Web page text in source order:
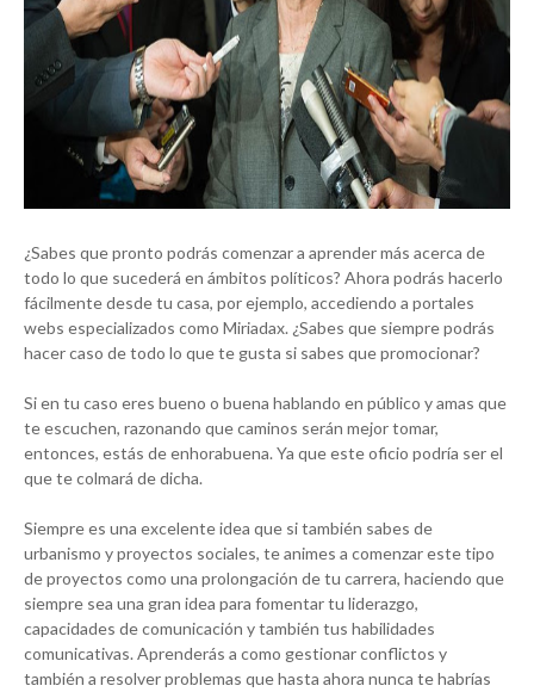
¿Sabes que pronto podrás comenzar a aprender más acerca de
todo lo que sucederá en ámbitos políticos? Ahora podrás hacerlo
fácilmente desde tu casa, por ejemplo, accediendo a portales
webs especializados como Miriadax. ¿Sabes que siempre podrás
hacer caso de todo lo que te gusta si sabes que promocionar?
Si en tu caso eres bueno o buena hablando en público y amas que
te escuchen, razonando que caminos serán mejor tomar,
entonces, estás de enhorabuena. Ya que este oficio podría ser el
que te colmará de dicha.
Siempre es una excelente idea que si también sabes de
urbanismo y proyectos sociales, te animes a comenzar este tipo
de proyectos como una prolongación de tu carrera, haciendo que
siempre sea una gran idea para fomentar tu liderazgo,
capacidades de comunicación y también tus habilidades
comunicativas. Aprenderás a como gestionar conflictos y
también a resolver problemas que hasta ahora nunca te habrías